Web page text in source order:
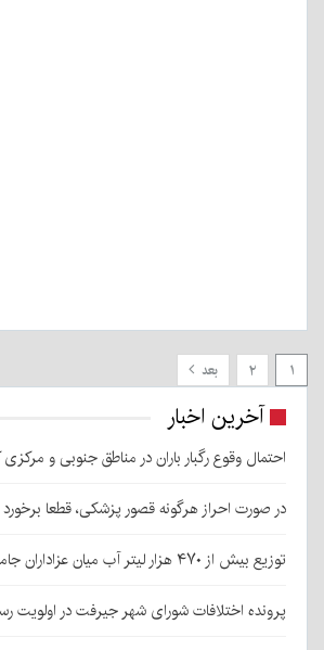
۱ ۲ بعد
آخرین اخبار
احتمال وقوع رگبار باران در مناطق جنوبی و
در صورت احراز هرگونه قصور پزشکی، قطعا
توزیع بیش از ۴۷۰ هزار لیتر آب میان عزاداران جامانده اربعین در کرمان
پرونده اختلافات شورای شهر جیرفت در اولویت